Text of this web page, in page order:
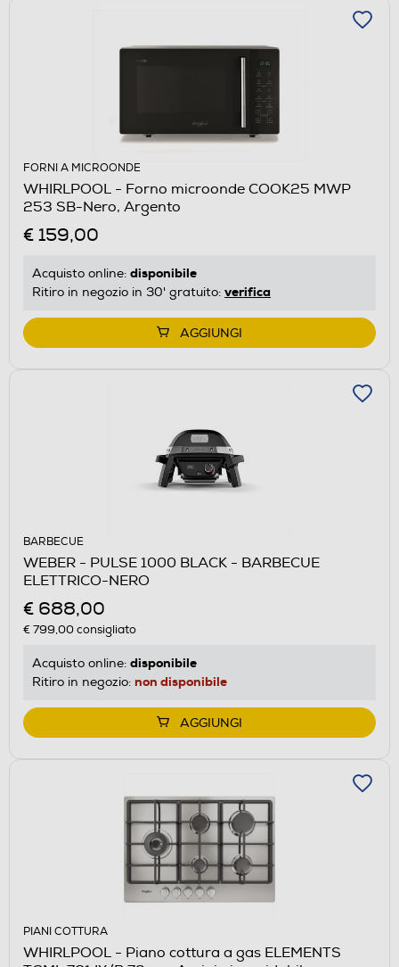
FORNI A MICROONDE
WHIRLPOOL - Forno microonde COOK25 MWP
253 SB-Nero, Argento
€ 159,00
Acquisto online: disponibile
Ritiro in negozio in 30' gratuito: verifica
AGGIUNGI
BARBECUE
WEBER - PULSE 1000 BLACK - BARBECUE
ELETTRICO-NERO
€ 688,00
€ 799,00consigliato
Acquisto online: disponibile
Ritiro in negozio: non disponibile
AGGIUNGI
PIANI COTTURA
WHIRLPOOL - Piano cottura a gas ELEMENTS